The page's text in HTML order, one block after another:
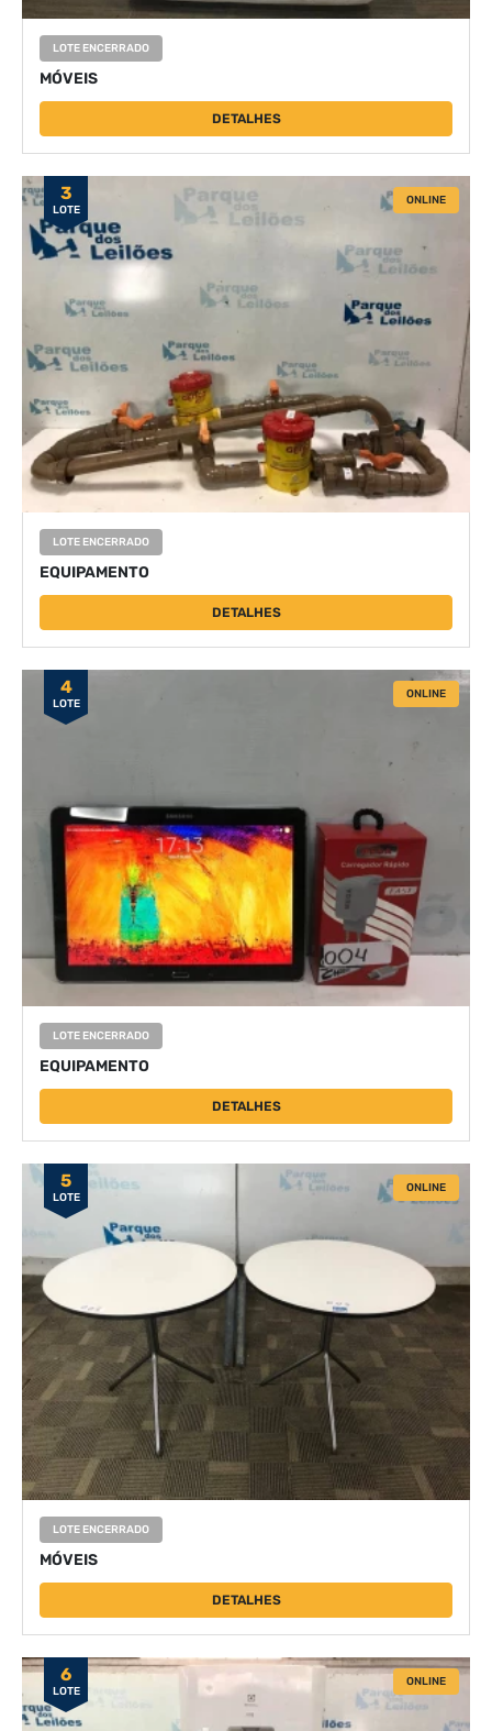
LOTE ENCERRADO
MÓVEIS
DETALHES
3
LOTE
ONLINE
LOTE ENCERRADO
EQUIPAMENTO
DETALHES
4
LOTE
ONLINE
LOTE ENCERRADO
EQUIPAMENTO
DETALHES
5
LOTE
ONLINE
LOTE ENCERRADO
MÓVEIS
DETALHES
6
LOTE
ONLINE